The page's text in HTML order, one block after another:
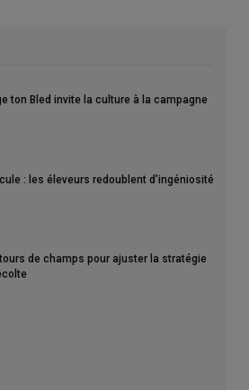
ton Bled invite la culture à la campagne
: les éleveurs redoublent d'ingéniosité
de champs pour ajuster la stratégie